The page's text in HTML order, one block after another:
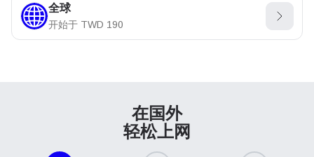
全球
开始于 TWD 190
在国外
轻松上网